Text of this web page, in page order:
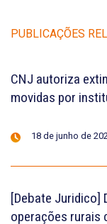
PUBLICAÇÕES
CNJ autoriza
movidas por
18 de junho de
[Debate Juridico]
operações rurais